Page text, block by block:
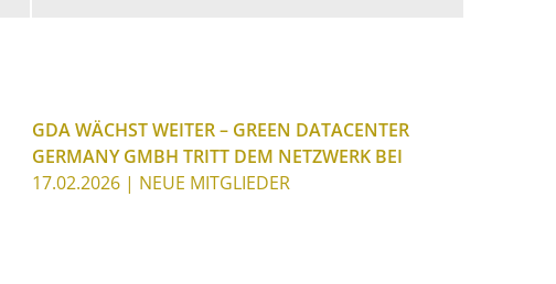
GDA WÄCHST WEITER – GREEN DATACENTER
GERMANY GMBH TRITT DEM NETZWERK BEI
17.02.2026 | NEUE MITGLIEDER